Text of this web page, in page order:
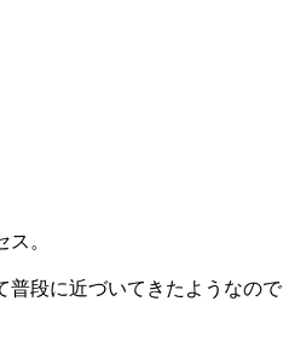
。
普段に近づいてきたようなので